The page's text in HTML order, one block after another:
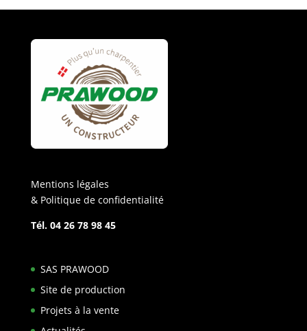
Mentions légales
& Politique de confidentialité
Tél. 04 26 78 98 45
SAS PRAWOOD
Site de production
Projets à la vente